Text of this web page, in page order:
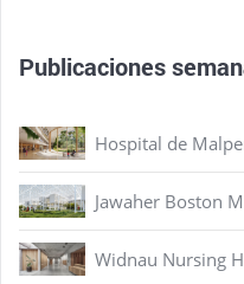
Publicaciones
Hospital de
Jawaher Boston
Widnau Nursing